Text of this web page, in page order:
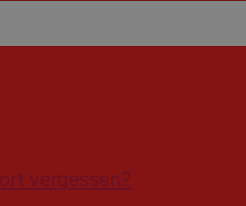
vergessen?